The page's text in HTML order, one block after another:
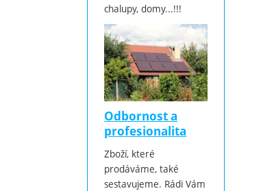
chalupy, domy...!!!
Odbornost a
profesionalita
Zboží, které
prodáváme, také
sestavujeme. Rádi Vám